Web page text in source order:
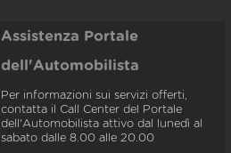
Assistenza Portale
dell'Automobilista
Per informazioni sui servizi offerti,
contatta il Call Center del Portale
dell'Automobilista attivo dal lunedì al
sabato dalle 8.00 alle 20.00